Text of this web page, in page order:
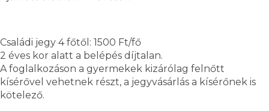
Családi jegy 4 főtől: 1500 Ft/fő
2 éves kor alatt a belépés díjtalan.
A foglalkozáson a gyermekek kizárólag felnőtt
kísérővel vehetnek részt, a jegyvásárlás a kísérőnek is
kötelező.